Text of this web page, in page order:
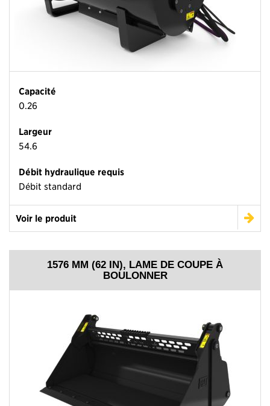
Capacité
0.26
Largeur
54.6
Débit hydraulique requis
Débit standard
Voir le produit
1576 MM (62 IN), LAME DE COUPE À
BOULONNER